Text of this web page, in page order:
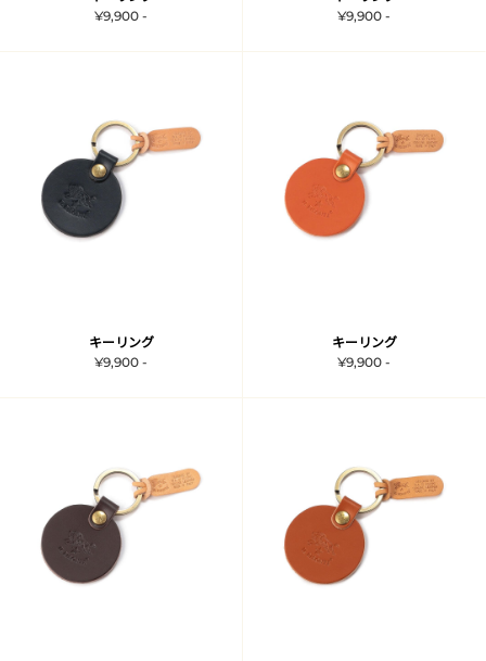
¥9,900 -
¥9,900 -
キーリング
¥9,900 -
キーリング
¥9,900 -